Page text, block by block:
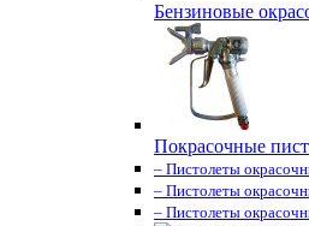
Бензиновые
Покрасочные
– Пистолеты
– Пистолеты
– Пистолеты